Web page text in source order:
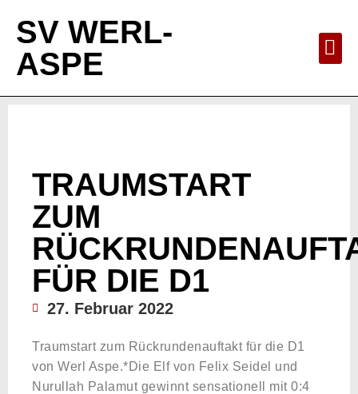
SV WERL-
ASPE
TRAUMSTART
ZUM
FÜR DIE D1
27. Februar 2022
Traumstart zum Rückrundenauftakt für die D1
von Werl Aspe.*Die Elf von Felix Seidel und
Nurullah Palamut gewinnt sensationell mit 0:4